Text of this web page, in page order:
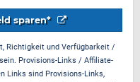
sparen*
Richtigkeit und Verfügbarkeit /
Provisions-Links / Affiliate-
Links sind Provisions-Links,